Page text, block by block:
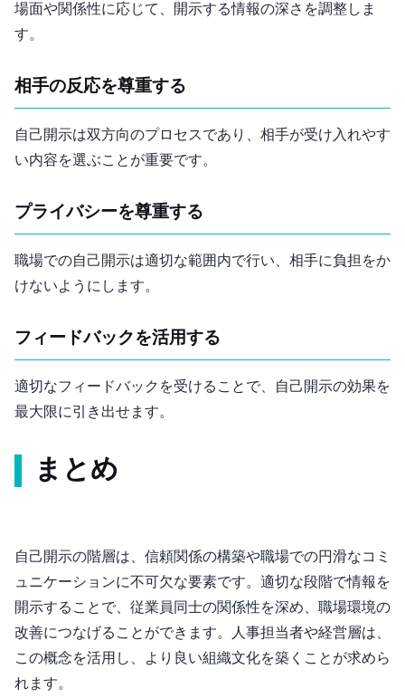
場面や関係性に応じて、開示する情報の深さを調整しま
す。
相手の反応を尊重する
自己開示は双方向のプロセスであり、相手が受け入れやす
い内容を選ぶことが重要です。
プライバシーを尊重する
職場での自己開示は適切な範囲内で行い、相手に負担をか
けないようにします。
フィードバックを活用する
適切なフィードバックを受けることで、自己開示の効果を
最大限に引き出せます。
まとめ
自己開示の階層は、信頼関係の構築や職場での円滑なコミ
ュニケーションに不可欠な要素です。適切な段階で情報を
開示することで、従業員同士の関係性を深め、職場環境の
改善につなげることができます。人事担当者や経営層は、
この概念を活用し、より良い組織文化を築くことが求めら
れます。